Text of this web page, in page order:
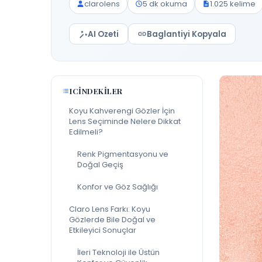
clarolens 5 dk okuma 1.025 kelime
AI Ozeti Baglantiyi Kopyala
ICINDEKILER
Koyu Kahverengi Gözler İçin
Lens Seçiminde Nelere Dikkat
Edilmeli?
Renk Pigmentasyonu ve
Doğal Geçiş
Konfor ve Göz Sağlığı
Claro Lens Farkı: Koyu
Gözlerde Bile Doğal ve
Etkileyici Sonuçlar
İleri Teknoloji ile Üstün